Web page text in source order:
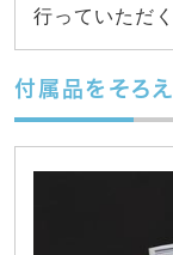
行っていただ
付属品をそろ